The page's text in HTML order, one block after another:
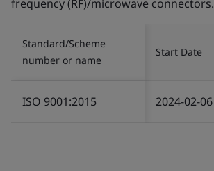
frequency (RF)/microwave connectors.
Standard/Scheme
number or name
Start Date
ISO 9001:2015 2024-02-06